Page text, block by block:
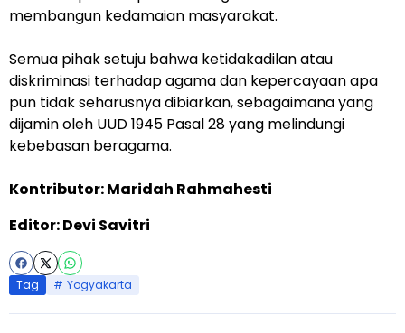
membangun kedamaian masyarakat.
Semua pihak setuju bahwa ketidakadilan atau
diskriminasi terhadap agama dan kepercayaan apa
pun tidak seharusnya dibiarkan, sebagaimana yang
dijamin oleh UUD 1945 Pasal 28 yang melindungi
kebebasan beragama.
Kontributor: Maridah Rahmahesti
Editor: Devi Savitri
Tag Yogyakarta